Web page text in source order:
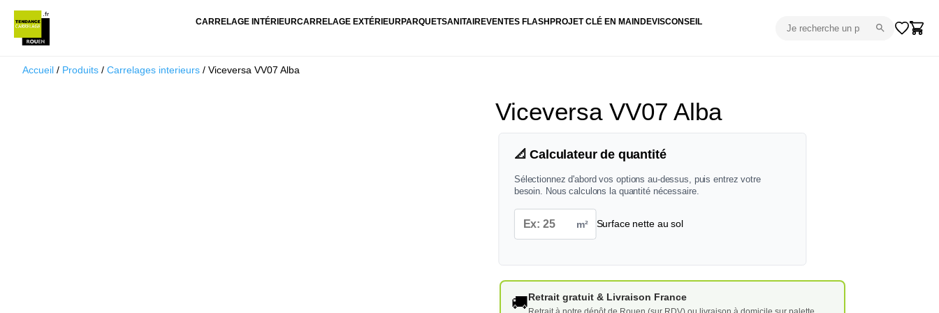
CARRELAGE INTÉRIEURCARRELAGE EXTÉRIEURPARQUETSANITAIREVENTES FLASH PROJET CLÉ EN MAIN DEVISCONSEIL
Accueil / Produits / Carrelages interieurs / Viceversa VV07 Alba
Viceversa VV07 Alba
📐 Calculateur de quantité
Sélectionnez d'abord vos options au-dessus, puis entrez votre
besoin. Nous calculons la quantité nécessaire.
m² Surface nette au sol
🚚Retrait gratuit & Livraison France